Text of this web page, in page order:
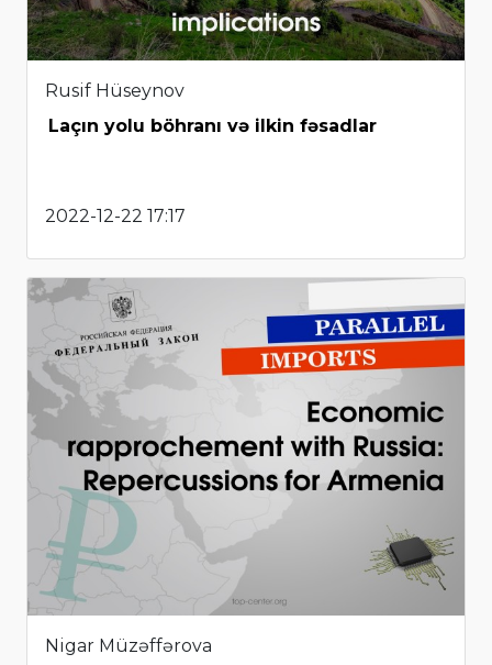
Rusif Hüseynov
Laçın yolu böhranı və ilkin fəsadlar
2022-12-22 17:17
Nigar Müzəffərova